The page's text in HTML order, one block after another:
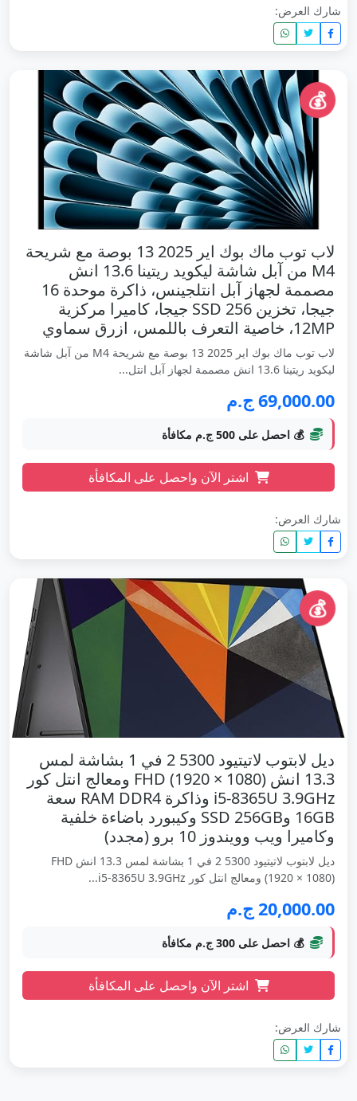
شارك العرض:
💰
لاب توب ماك بوك اير 2025 13 بوصة مع شريحة
M4 من آبل شاشة ليكويد ريتينا 13.6 انش
مصممة لجهاز آبل انتلجينس، ذاكرة موحدة 16
جيجا، تخزين SSD 256 جيجا، كاميرا مركزية
12MP، خاصية التعرف باللمس، ازرق سماوي
لاب توب ماك بوك اير 2025 13 بوصة مع شريحة M4 من آبل شاشة
ليكويد ريتينا 13.6 انش مصممة لجهاز آبل انتل...
69,000.00 ج.م
💰 احصل على 500 ج.م مكافأة
اشتر الآن واحصل على المكافأة
شارك العرض:
💰
ديل لابتوب لاتيتيود 5300 2 في 1 بشاشة لمس
13.3 انش FHD (1920 × 1080) ومعالج انتل كور
i5-8365U 3.9GHz وذاكرة RAM DDR4 سعة
16GB وSSD 256GB وكيبورد باضاءة خلفية
وكاميرا ويب وويندوز 10 برو (مجدد)
ديل لابتوب لاتيتيود 5300 2 في 1 بشاشة لمس 13.3 انش FHD
(1920 × 1080) ومعالج انتل كور i5-8365U 3.9GHz...
20,000.00 ج.م
💰 احصل على 300 ج.م مكافأة
اشتر الآن واحصل على المكافأة
شارك العرض: